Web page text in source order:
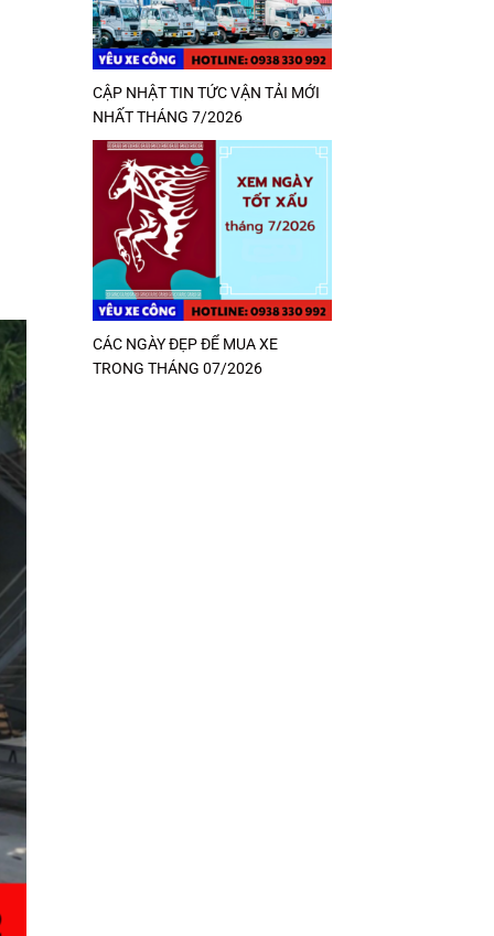
CẬP NHẬT TIN TỨC VẬN TẢI MỚI
NHẤT THÁNG 7/2026
CÁC NGÀY ĐẸP ĐỂ MUA XE
TRONG THÁNG 07/2026